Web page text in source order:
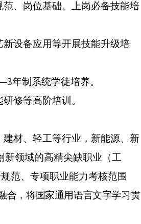
范、岗位基础、上岗必备技能培
设备应用等开展技能升级培
年制系统学徒培养。
修等高阶培训。
材、轻工等行业，新能源、新
新领域的高精尖缺职业（工
范、专项职业能力考核范围
合，将国家通用语言文字学习贯